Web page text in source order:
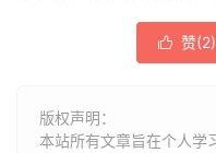
子来此下书，师叔便知
“道末惧留孙，致书放大
该在猛兽崖死於张奎之
 赞(2)
版权声明：
本站所有文章旨在个人学